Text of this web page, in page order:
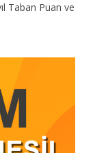
Taban Puan ve